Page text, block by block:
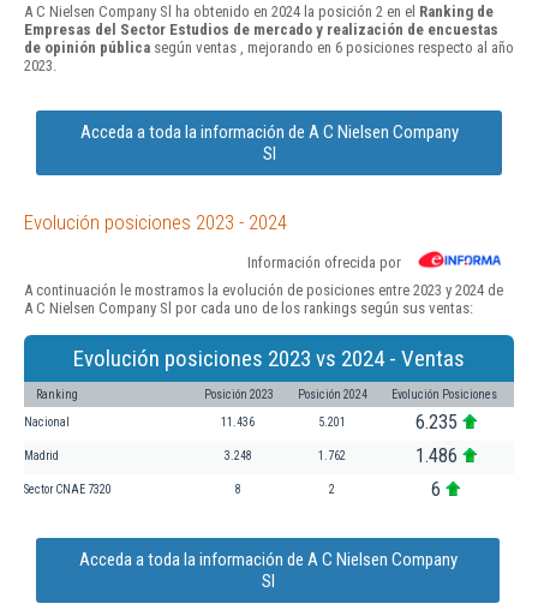
A C Nielsen Company Sl ha obtenido en 2024 la posición 2 en el Ranking de
Empresas del Sector Estudios de mercado y realización de encuestas
de opinión pública según ventas , mejorando en 6 posiciones respecto al año
2023.
Acceda a toda la información de A C Nielsen Company
Sl
Evolución posiciones 2023 - 2024
Información ofrecida por
A continuación le mostramos la evolución de posiciones entre 2023 y 2024 de
A C Nielsen Company Sl por cada uno de los rankings según sus ventas:
Evolución posiciones 2023 vs 2024 - Ventas
Ranking Posición 2023 Posición 2024 Evolución Posiciones
Nacional 11.436 5.201 6.235
Madrid 3.248 1.762 1.486
Sector CNAE 7320 8 2 6
Acceda a toda la información de A C Nielsen Company
Sl